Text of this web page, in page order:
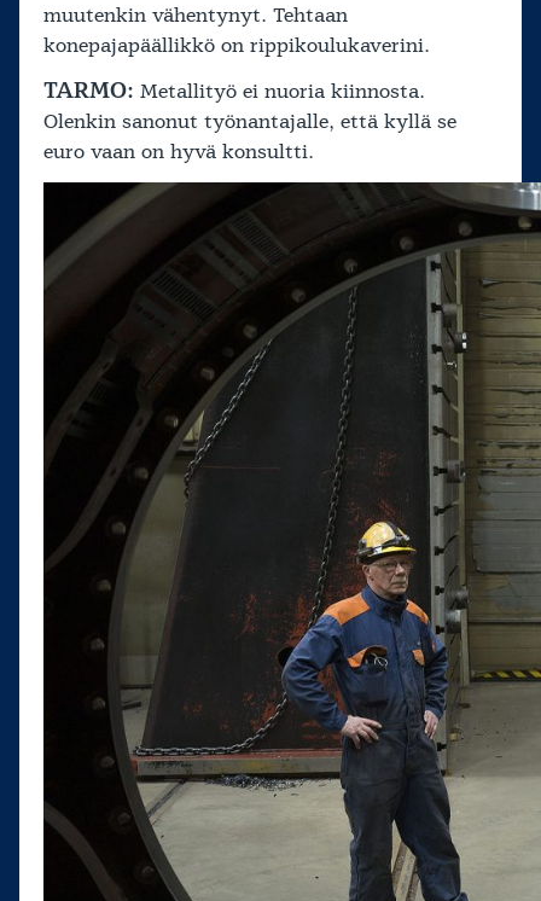
muutenkin vähentynyt. Tehtaan
konepajapäällikkö on rippikoulukaverini.
TARMO: Metallityö ei nuoria kiinnosta.
Olenkin sanonut työnantajalle, että kyllä se
euro vaan on hyvä konsultti.